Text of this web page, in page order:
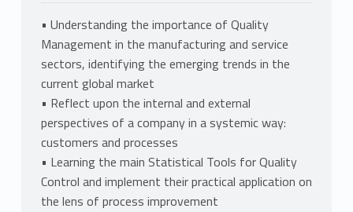
• Understanding the importance of Quality
Management in the manufacturing and service
sectors, identifying the emerging trends in the
current global market
• Reflect upon the internal and external
perspectives of a company in a systemic way:
customers and processes
• Learning the main Statistical Tools for Quality
Control and implement their practical application on
the lens of process improvement